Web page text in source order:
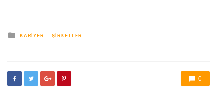
yayınlanan
KARIYER ŞIRKETLER
0